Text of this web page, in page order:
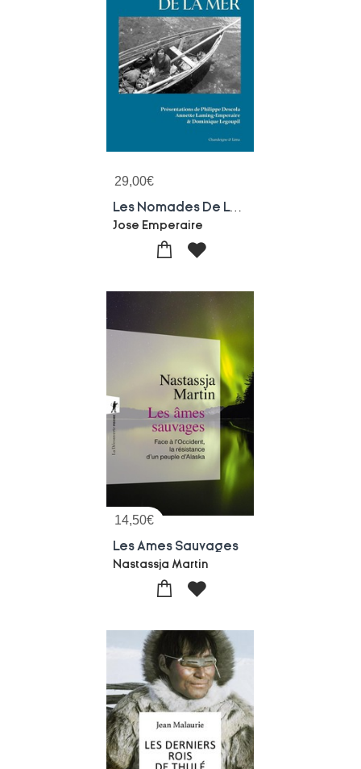
29,00€
Les Nomades De La Mer
Jose Emperaire
14,50€
Les Ames Sauvages
Nastassja Martin